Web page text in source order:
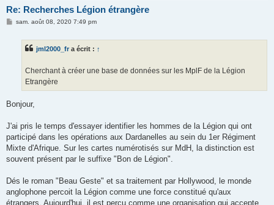
Re: Recherches Légion étrangère
Msam. août 08, 2020 7:49 pm
jml2000_fr a écrit : ↑
Cherchant à créer une base de données sur les MplF de la Légion
Etrangère
Bonjour,
J'ai pris le temps d'essayer identifier les hommes de la Légion qui ont
participé dans les opérations aux Dardanelles au sein du 1er Régiment
Mixte d'Afrique. Sur les cartes numérotisés sur MdH, la distinction est
souvent présent par le suffixe "Bon de Légion".
Dés le roman "Beau Geste" et sa traitement par Hollywood, le monde
anglophone percoit la Légion comme une force constitué qu'aux
étrangers. Aujourd'hui, il est percu comme une organisation qui accepte